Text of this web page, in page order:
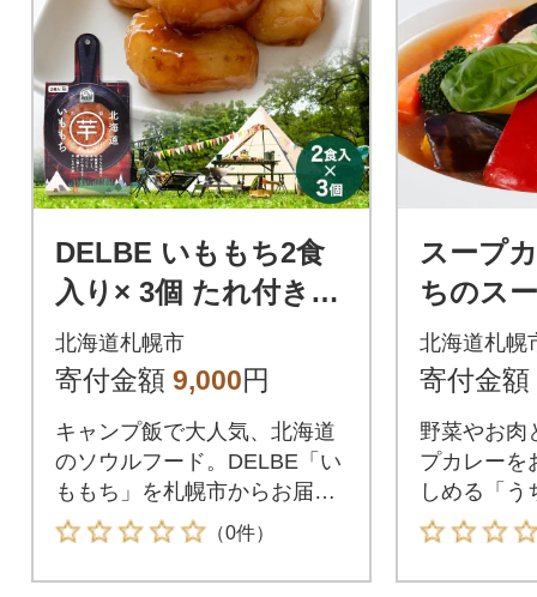
越冬させることにより甘みが
強く、ホクホクとなめらかな
食感の品種です。
りチーズグ
DELBE いももち2食
入り× 3個 たれ付き
いももち いも _hs299
-001
北海道札幌市
寄付金額 9,000円
キャンプ飯で大人気、北海道
のソウルフード。DELBE「い
ももち」を札幌市からお届け!
北海道産のじゃがいもを100%
使用した、キャンプで食べる
いももちです。1食ごとの個包
（0件）
スープ
ちのス
マト味
299-036
北海道札幌
寄付金額
野菜やお肉
プカレーを
しめる「う
あっさりト
札幌市から
「北海道の